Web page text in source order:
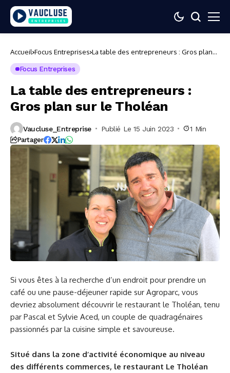
Accueil Focus Entreprises La table des entrepreneurs : Gros plan
Focus Entreprises
La table des entrepreneurs :
Gros plan sur le Tholéan
Vaucluse_Entreprise Publié Le 15 Juin 2023 1 Min
Partager
Si vous êtes à la recherche d’un endroit pour prendre un
café ou une pause-déjeuner rapide sur Agroparc, vous
devriez absolument découvrir le restaurant le Tholéan, tenu
par Pascal et Sylvie Aced, un couple de quadragénaires
passionnés par la cuisine simple et savoureuse.
Situé dans la zone d’activité économique au niveau
des différents commerces, le restaurant Le Tholéan